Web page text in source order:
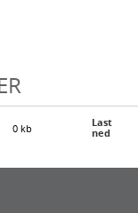
0 kb Last
ned